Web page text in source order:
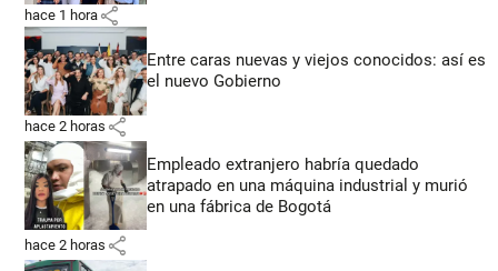
hace 1 hora share
Entre caras nuevas y viejos conocidos: así es
el nuevo Gobierno
hace 2 horas share
Empleado extranjero habría quedado
atrapado en una máquina industrial y murió
en una fábrica de Bogotá
hace 2 horas share